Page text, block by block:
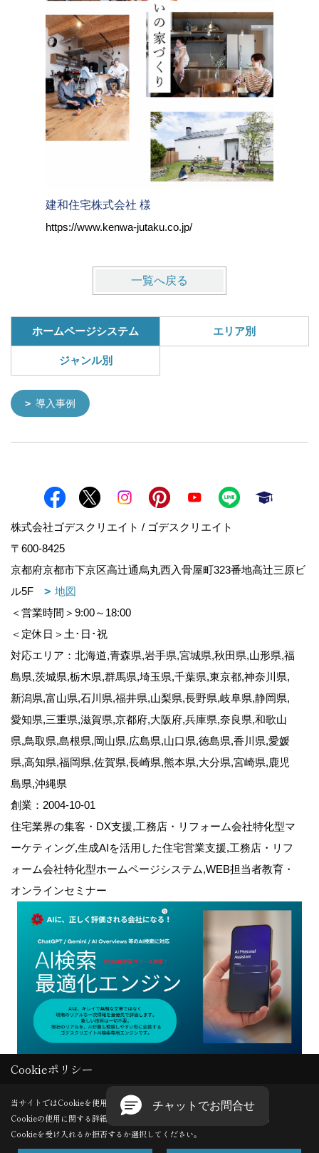
建和住宅株式会社 様
https://www.kenwa-jutaku.co.jp/
一覧へ戻る
ホームページシステム エリア別
ジャンル別
導入事例
株式会社ゴデスクリエイト / ゴデスクリエイト
〒600-8425
京都府京都市下京区高辻通烏丸西入骨屋町323番地高辻三原ビ
ル5F
地図
＜営業時間＞9:00～18:00
＜定休日＞土･日･祝
対応エリア：北海道,青森県,岩手県,宮城県,秋田県,山形県,福
島県,茨城県,栃木県,群馬県,埼玉県,千葉県,東京都,神奈川県,
新潟県,富山県,石川県,福井県,山梨県,長野県,岐阜県,静岡県,
愛知県,三重県,滋賀県,京都府,大阪府,兵庫県,奈良県,和歌山
県,鳥取県,島根県,岡山県,広島県,山口県,徳島県,香川県,愛媛
県,高知県,福岡県,佐賀県,長崎県,熊本県,大分県,宮崎県,鹿児
島県,沖縄県
創業：2004-10-01
住宅業界の集客・DX支援,工務店・リフォーム会社特化型マ
ーケティング,生成AIを活用した住宅営業支援,工務店・リフ
ォーム会社特化型ホームページシステム,WEB担当者教育・
オンラインセミナー
Copyright (c) GODDESS CREATE. All Rights Reserved.
Produced byゴデスクリエイト
Cookieポリシー
当サイトではCookieを使用します。
Cookieの使用に関する詳細は 「プライバシーポリシー
」をご覧ください。
Cookieを受け入れるか拒否するか選択してください。